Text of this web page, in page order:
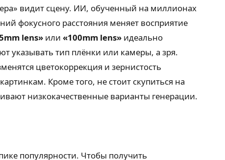
видит сцену. ИИ, обученный на миллионах
фокусного расстояния меняет восприятие
lens» или «100mm lens» идеально
указывать тип плёнки или камеры, а зря.
цветокоррекция и зернистость
Кроме того, не стоит скупиться на
низкокачественные варианты генерации.
популярности. Чтобы получить